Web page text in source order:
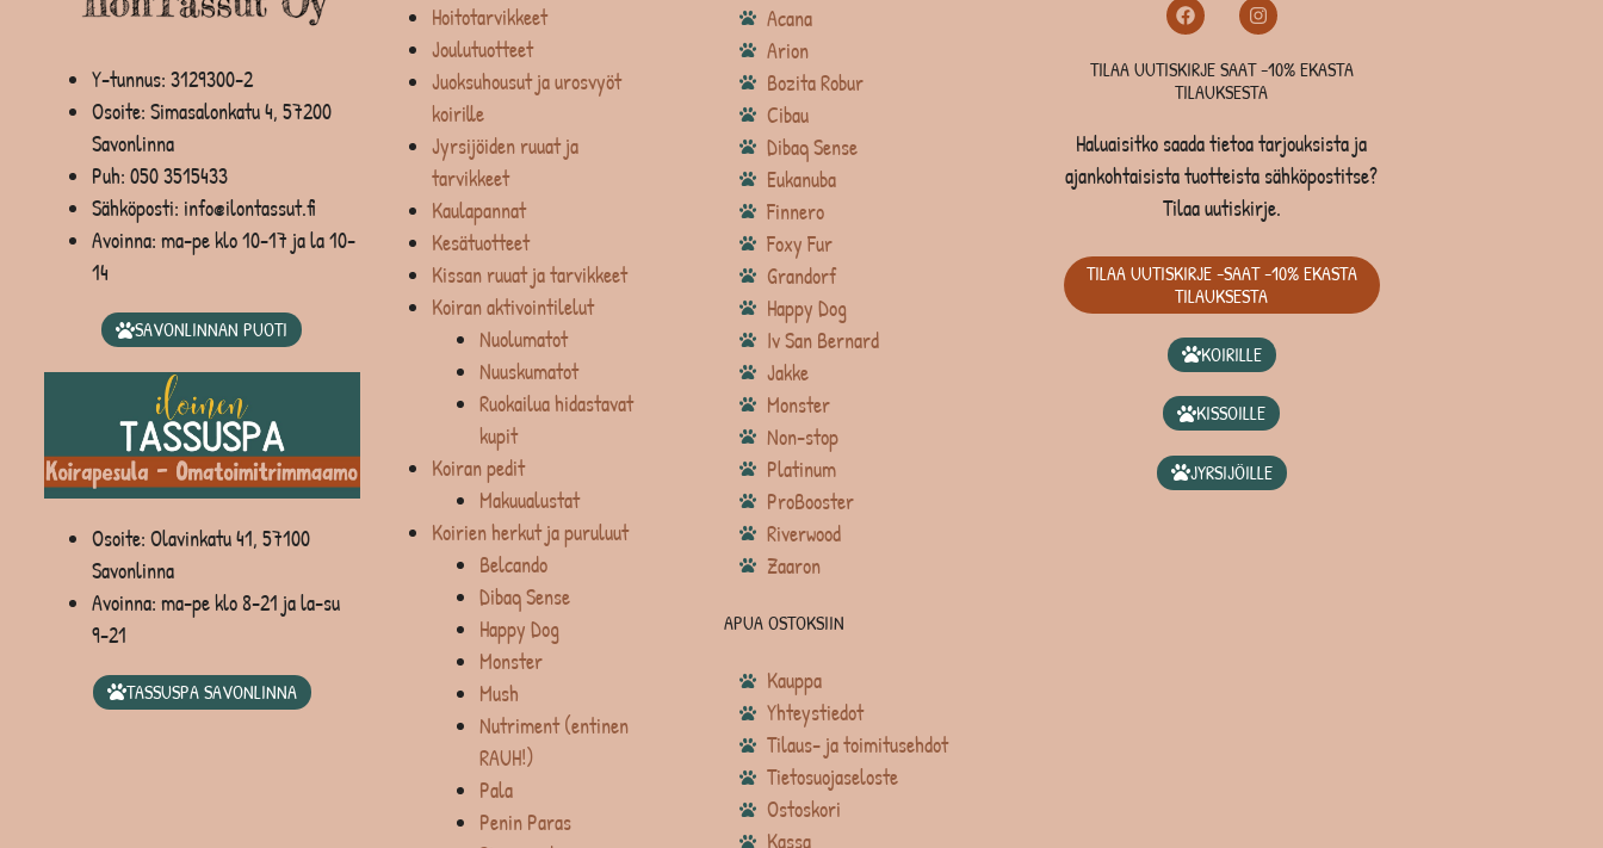
Y-tunnus: 3129300-2
Osoite: Simasalonkatu 4, 57200
Savonlinna
Puh: 050 3515433
Sähköposti: info@ilontassut.fi
Avoinna: ma-pe klo 10-17 ja la 10-
14
SAVONLINNAN PUOTI
Osoite: Olavinkatu 41, 57100
Savonlinna
Avoinna: ma-pe klo 8-21 ja la-su
9-21
TASSUSPA SAVONLINNA
Hoitotarvikkeet
Joulutuotteet
Juoksuhousut ja urosvyöt
koirille
Jyrsijöiden ruuat ja
tarvikkeet
Kaulapannat
Kesätuotteet
Kissan ruuat ja tarvikkeet
Koiran aktivointilelut
Nuolumatot
Nuuskumatot
Ruokailua hidastavat
kupit
Koiran pedit
Makuualustat
Koirien herkut ja puruluut
Belcando
Dibaq Sense
Happy Dog
Monster
Mush
Nutriment (entinen
RAUH!)
Pala
Penin Paras
Acana
Arion
Bozita Robur
Cibau
Dibaq Sense
Eukanuba
Finnero
Foxy Fur
Grandorf
Happy Dog
Iv San Bernard
Jakke
Monster
Non-stop
Platinum
ProBooster
Riverwood
Zaaron
APUA OSTOKSIIN
Kauppa
Yhteystiedot
Tilaus- ja toimitusehdot
Tietosuojaseloste
Ostoskori
Kassa
TILAA UUTISKIRJE SAAT -10% EKASTA
TILAUKSESTA
Haluaisitko saada tietoa tarjouksista ja
ajankohtaisista tuotteista sähköpostitse?
Tilaa uutiskirje.
TILAA UUTISKIRJE -SAAT -10% EKASTA
TILAUKSESTA
KOIRILLE
KISSOILLE
JYRSIJÖILLE